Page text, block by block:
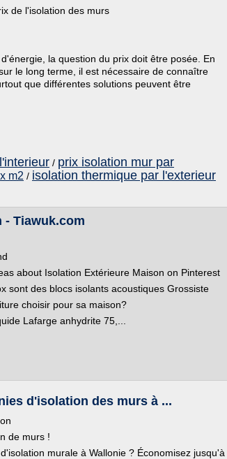
de l'isolation des murs
la question du prix doit être posée. En
le long terme, il est nécessaire de connaître
que différentes solutions peuvent être
/ prix isolation mur par
m2 / isolation thermique par l'exterieur
- Tiawuk.com
about Isolation Extérieure Maison on Pinterest
sont des blocs isolants acoustiques Grossiste
choisir pour sa maison?
Lafarge anhydrite 75,...
d'isolation des murs à ...
de murs !
murale à Wallonie ? Économisez jusqu'à